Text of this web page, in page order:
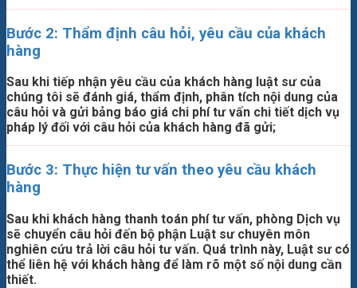
Bước 2: Thẩm định câu hỏi, yêu cầu của khách
hàng
Sau khi tiếp nhận yêu cầu của khách hàng luật sư của
chúng tôi sẽ đánh giá, thẩm định, phân tích nội dung của
câu hỏi và gửi bảng báo giá chi phí tư vấn chi tiết dịch vụ
pháp lý đối với câu hỏi của khách hàng đã gửi;
Bước 3: Thực hiện tư vấn theo yêu cầu khách
hàng
Sau khi khách hàng thanh toán phí tư vấn, phòng Dịch vụ
sẽ chuyển câu hỏi đến bộ phận Luật sư chuyên môn
nghiên cứu trả lời câu hỏi tư vấn. Quá trình này, Luật sư có
thể liên hệ với khách hàng để làm rõ một số nội dung cần
thiết.